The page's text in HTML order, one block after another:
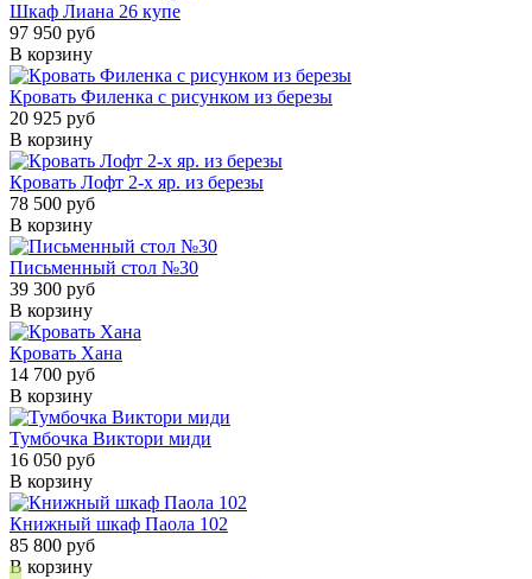
Шкаф Лиана 26 купе
97 950 руб
В корзину
Кровать Филенка с рисунком из березы
20 925 руб
В корзину
Кровать Лофт 2-х яр. из березы
78 500 руб
В корзину
Письменный стол №30
39 300 руб
В корзину
Кровать Хана
14 700 руб
В корзину
Тумбочка Виктори миди
16 050 руб
В корзину
Книжный шкаф Паола 102
85 800 руб
В корзину